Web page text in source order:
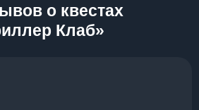
о квестах
Клаб»